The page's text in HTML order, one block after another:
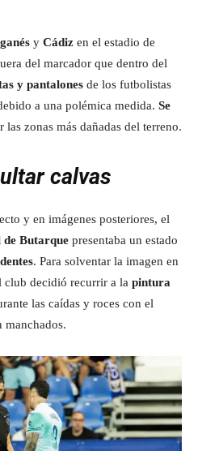
y Cádiz en el estadio de
del marcador que dentro del
y pantalones de los futbolistas
a una polémica medida. Se
las zonas más dañadas del terreno.
calvas
y en imágenes posteriores, el
de Butarque presentaba un estado
. Para solventar la imagen en
decidió recurrir a la pintura
las caídas y roces con el
manchados.